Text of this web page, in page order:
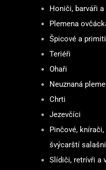
Honiči, barváři
Plemena
Špicové a
Teriéři
Ohaři
Neuznaná
Chrti
Jezevčíci
Pinčové,
švýcarští
Slídiči, retrívři a